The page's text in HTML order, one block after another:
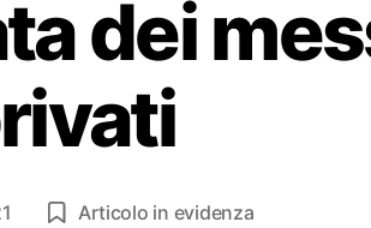
dei
Articolo in evidenza